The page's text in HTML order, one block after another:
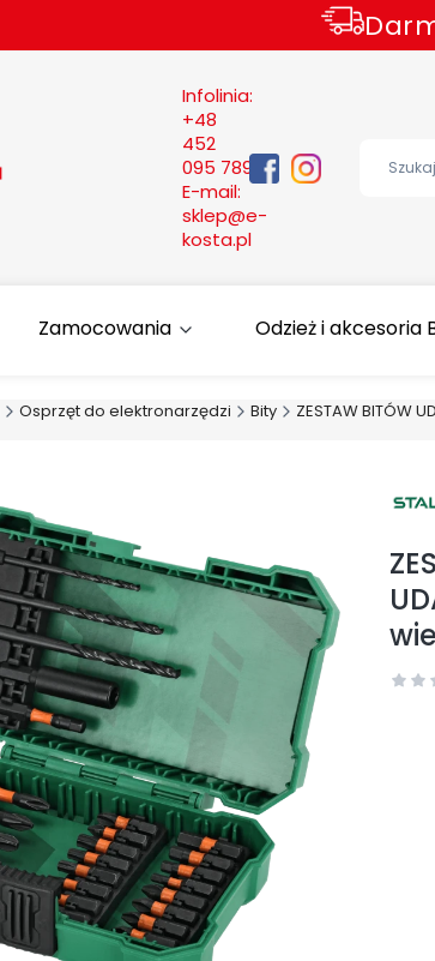
Infolinia:
+48
452
095 789
E-mail:
sklep@e-
kosta.pl
Zamocowania Odzież i akcesoria
Osprzęt do elektronarzędzi Bity ZESTAW BITÓW